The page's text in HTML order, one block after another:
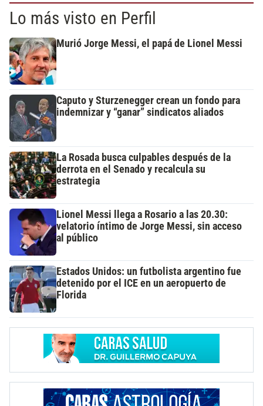
Lo más visto en Perfil
Murió Jorge Messi, el papá de Lionel Messi
Caputo y Sturzenegger crean un fondo para
indemnizar y “ganar” sindicatos aliados
La Rosada busca culpables después de la
derrota en el Senado y recalcula su
estrategia
Lionel Messi llega a Rosario a las 20.30:
velatorio íntimo de Jorge Messi, sin acceso
al público
Estados Unidos: un futbolista argentino fue
detenido por el ICE en un aeropuerto de
Florida